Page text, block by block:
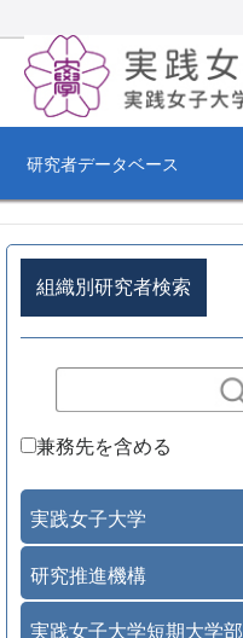
研究者データベース
組織別研究者検索
兼務先を含める
実践女子大学
研究推進機構
実践女子大学短期大学部